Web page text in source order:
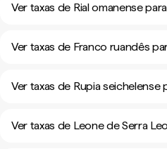
Ver taxas de Rial omanense
Ver taxas de Franco ruandês
Ver taxas de Rupia seichelense
Ver taxas de Leone de Serra